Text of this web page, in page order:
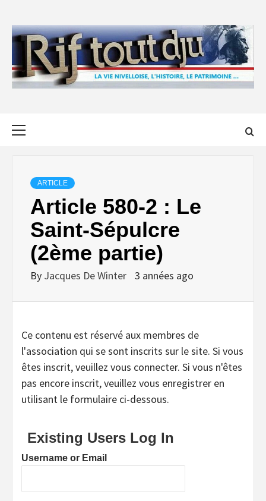
content
ARTICLE
Article 580-2 : Le
Saint-Sépulcre
(2ème partie)
By Jacques De Winter 3 années ago
Ce contenu est réservé aux membres de
l'association qui se sont inscrits sur le site. Si vous
êtes inscrit, veuillez vous connecter. Si vous n'êtes
pas encore inscrit, veuillez vous enregistrer en
utilisant le formulaire ci-dessous.
Existing Users Log In
Username or Email